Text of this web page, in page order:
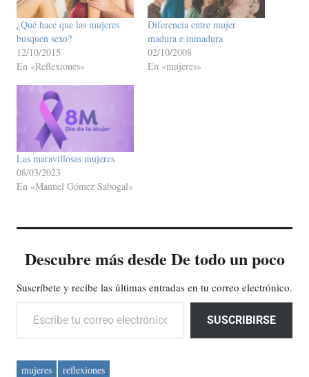
¿Qué hace que las mujeres
busquen sexo?
12/10/2015
En «Reflexiones»
Diferencia entre mujer
madura e inmadura
02/10/2008
En «mujeres»
Las maravillosas mujeres
08/03/2023
En «Manuel Gómez Sabogal»
Descubre más desde De todo un poco
Suscríbete y recibe las últimas entradas en tu correo electrónico.
Escribe tu correo electrónico…
SUSCRIBIRSE
mujeres reflexiones